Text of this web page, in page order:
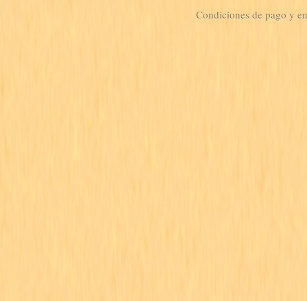
Condiciones de pago y